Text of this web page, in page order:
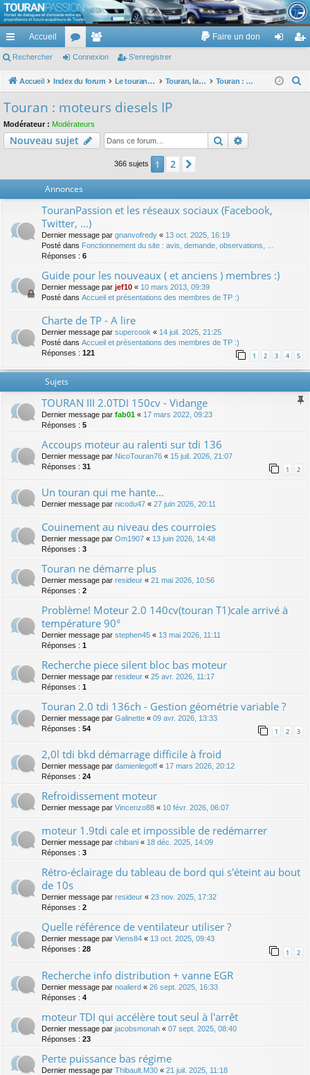
TouranPassion
Le forum des propriétaires ou futurs acquéreurs du Volkswagen Touran
cc
ès
pi
de
Accueil
or
u
e
m
Faire un don
ne nr
Rechercher Connexion S’enregistrer
Accueil Index du forum Le touran dans ses versions I (V1 V2 V3) et II ... Touran, la mécanique : moteurs, boites, transmissions, freins, direction, roues Touran : moteurs diesels IP
Touran : moteurs diesels IP
Modérateur : Modérateurs
Nouveau sujet Rechercher
366 sujets 1 2
Annonces
TouranPassion et les réseaux sociaux (Facebook,
Twitter, ...)
Dernier message par gnanvofredy « 13 oct. 2025, 16:19
Posté dans Fonctionnement du site : avis, demande, observations, ...
Réponses : 6
Guide pour les nouveaux ( et anciens ) membres :)
Dernier message par jef10 « 10 mars 2013, 09:39
Posté dans Accueil et présentations des membres de TP :)
Charte de TP - A lire
Dernier message par supercook « 14 juil. 2025, 21:25
Posté dans Accueil et présentations des membres de TP :)
Réponses : 121 1 2 3 4 5
Sujets
TOURAN III 2.0TDI 150cv - Vidange
Dernier message par fab01 « 17 mars 2022, 09:23
Réponses : 5
Accoups moteur au ralenti sur tdi 136
Dernier message par NicoTouran76 « 15 juil. 2026, 21:07
Réponses : 31 1 2
Un touran qui me hante...
Dernier message par nicodu47 « 27 juin 2026, 20:11
Couinement au niveau des courroies
Dernier message par Om1907 « 13 juin 2026, 14:48
Réponses : 3
Touran ne démarre plus
Dernier message par resideur « 21 mai 2026, 10:56
Réponses : 2
Problème! Moteur 2.0 140cv(touran T1)cale arrivé à
température 90°
Dernier message par stephen45 « 13 mai 2026, 11:11
Réponses : 1
Recherche piece silent bloc bas moteur
Dernier message par resideur « 25 avr. 2026, 11:17
Réponses : 1
Touran 2.0 tdi 136ch - Gestion géométrie variable ?
Dernier message par Galinette « 09 avr. 2026, 13:33
Réponses : 54 1 2 3
2,0l tdi bkd démarrage difficile à froid
Dernier message par damienlegoff « 17 mars 2026, 20:12
Réponses : 24
Refroidissement moteur
Dernier message par Vincenzo88 « 10 févr. 2026, 06:07
moteur 1.9tdi cale et impossible de redémarrer
Dernier message par chibani « 18 déc. 2025, 14:09
Réponses : 3
Rétro-éclairage du tableau de bord qui s'éteint au bout
de 10s
Dernier message par resideur « 23 nov. 2025, 17:32
Réponses : 2
Quelle référence de ventilateur utiliser ?
Dernier message par Viens84 « 13 oct. 2025, 09:43
Réponses : 28 1 2
Recherche info distribution + vanne EGR
Dernier message par noalierd « 26 sept. 2025, 16:33
Réponses : 4
moteur TDI qui accélère tout seul à l'arrêt
Dernier message par jacobsmonah « 07 sept. 2025, 08:40
Réponses : 23
Perte puissance bas régime
Dernier message par Thibault.M30 « 21 juil. 2025, 11:18